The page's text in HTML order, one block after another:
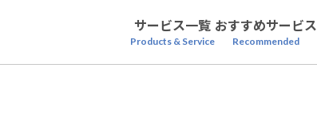
サービス一覧
Products & Service
おすすめサービス
Recommended